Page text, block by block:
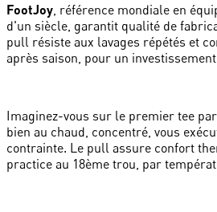
FootJoy , référence mondiale en
d'un siècle, garantit qualité de
pull résiste aux lavages répétés et
après saison, pour un
Imaginez-vous sur le premier tee
bien au chaud, concentré, vous
contrainte. Le pull assure confort
practice au 18ème trou, par